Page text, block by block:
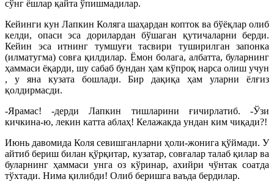
сўнг ёшлар қайта ўпишмадилар.
Кейинги кун Лапкин Коляга шаҳардан копток ва бўёқлар олиб
келди, опаси эса дорилардан бўшаган қутичаларни берди.
Кейин эса итнинг тумшуғи тасвири туширилган запонка
(илматугма) совға қилдилар. Ёмон болага, албатта, буларнинг
ҳаммаси ёқарди, шу сабаб бундан ҳам кўпроқ нарса олиш учун
, у яна кузата бошлади. Бир дақиқа ҳам уларни ёлғиз
қолдирмасди.
-Ярамас! -дерди Лапкин тишларини ғичирлатиб. -Ўзи
кичкина-ю, лекин катта аблаҳ! Келажакда ундан ким чиқади?!
Июнь давомида Коля севишганларни ҳоли-жонига қўймади. У
айтиб бериш билан қўрқитар, кузатар, совғалар талаб қилар ва
буларнинг ҳаммаси унга оз кўринар, ахийри чўнтак соатда
тўхтади. Нима қилибди! Олиб беришга ваъда бердилар.